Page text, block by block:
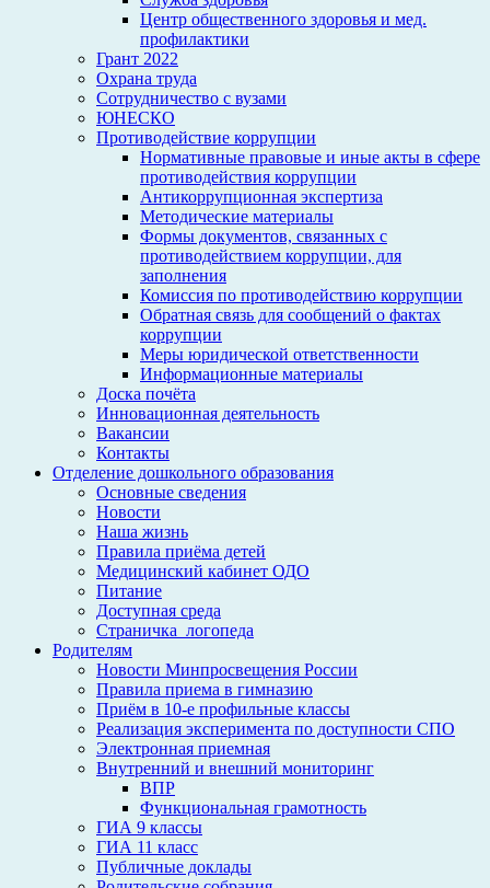
Центр общественного здоровья и мед.
профилактики
Грант 2022
Охрана труда
Сотрудничество с вузами
ЮНЕСКО
Противодействие коррупции
Нормативные правовые и иные акты в сфере
противодействия коррупции
Антикоррупционная экспертиза
Методические материалы
Формы документов, связанных с
противодействием коррупции, для
заполнения
Комиссия по противодействию коррупции
Обратная связь для сообщений о фактах
коррупции
Меры юридической ответственности
Информационные материалы
Доска почёта
Инновационная деятельность
Вакансии
Контакты
Отделение дошкольного образования
Основные сведения
Новости
Наша жизнь
Правила приёма детей
Медицинский кабинет ОДО
Питание
Доступная среда
Страничка_логопеда
Родителям
Новости Минпросвещения России
Правила приема в гимназию
Приём в 10-е профильные классы
Реализация эксперимента по доступности СПО
Электронная приемная
Внутренний и внешний мониторинг
ВПР
Функциональная грамотность
ГИА 9 классы
ГИА 11 класс
Публичные доклады